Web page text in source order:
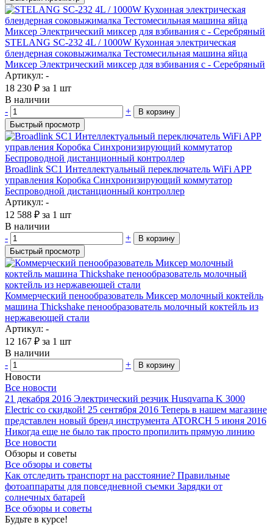
STELANG SC-232 4L / 1000W Кухонная электрическая
блендерная соковыжималка Тестомесильная машина яйца
Миксер Электрический миксер для взбивания с - Серебряный
Артикул: -
18 230 ₽ за 1 шт
В наличии
-
+
В корзину
Быстрый просмотр
Broadlink SC1 Интеллектуальный переключатель WiFi APP
управления Коробка Синхронизирующий коммутатор
Беспроводной дистанционный контроллер
Артикул: -
12 588 ₽ за 1 шт
В наличии
-
+
В корзину
Быстрый просмотр
Коммерческий пенообразователь Миксер молочный коктейль
машина Thickshake пенообразователь молочный коктейль из
нержавеющей стали
Артикул: -
12 167 ₽ за 1 шт
В наличии
-
+ В корзину
Новости
Все новости
21 декабря 2016 Электрический резчик Husqvarna K 3000
Electric со скидкой! 25 сентября 2016 Теперь в нашем магазине
представлен новый бренд инструмента ATORCH 5 июня 2016
Никогда еще не было так просто пропилить прямую линию
Все новости
Обзоры и советы
Все обзоры и советы
Как отследить транспорт на расстояние? Правильные
фотоаппараты для повседневной съемки Зарядки от
солнечных батарей
Все обзоры и советы
Будьте в курсе!